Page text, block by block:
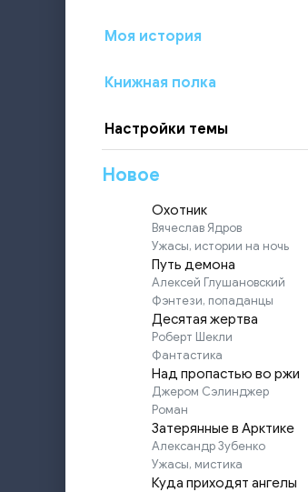
Моя история
Книжная полка
Настройки темы
Новое
Охотник
Вячеслав Ядров
Ужасы, истории на ночь
Путь демона
Алексей Глушановский
Фэнтези, попаданцы
Десятая жертва
Роберт Шекли
Фантастика
Над пропастью во ржи
Джером Сэлинджер
Роман
Затерянные в Арктике
Александр Зубенко
Ужасы, мистика
Куда приходят ангелы